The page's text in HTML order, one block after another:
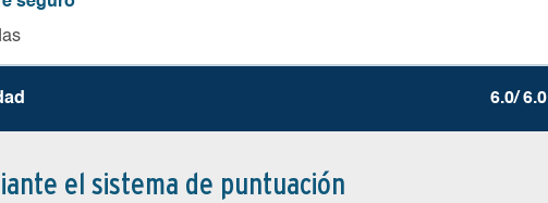
6.0/ 6.0
el sistema de puntuación